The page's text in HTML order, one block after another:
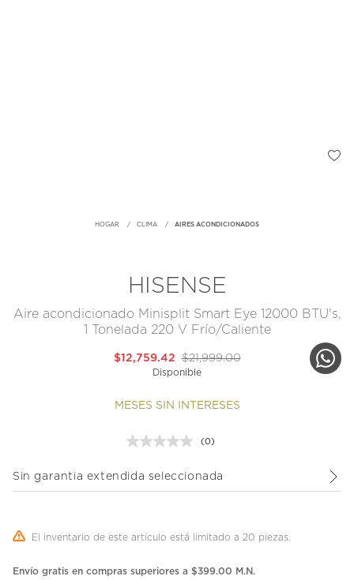
HOGAR CLIMA AIRES ACONDICIONADOS
HISENSE
Aire acondicionado Minisplit Smart Eye 12000 BTU's,
1 Tonelada 220 V Frío/Caliente
$21,999.00
$12,759.42
Disponible
MESES SIN INTERESES
Sin
Enlace
(0)
Sin garantia extendida seleccionada
El inventario de este artículo está limitado a 20 piezas.
Envío gratis en compras superiores a $399.00 M.N.